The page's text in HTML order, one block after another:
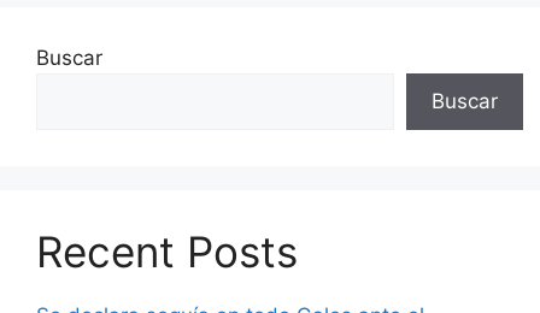
Buscar
Buscar
Recent Posts